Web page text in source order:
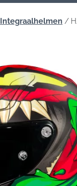
Integraalhelmen /